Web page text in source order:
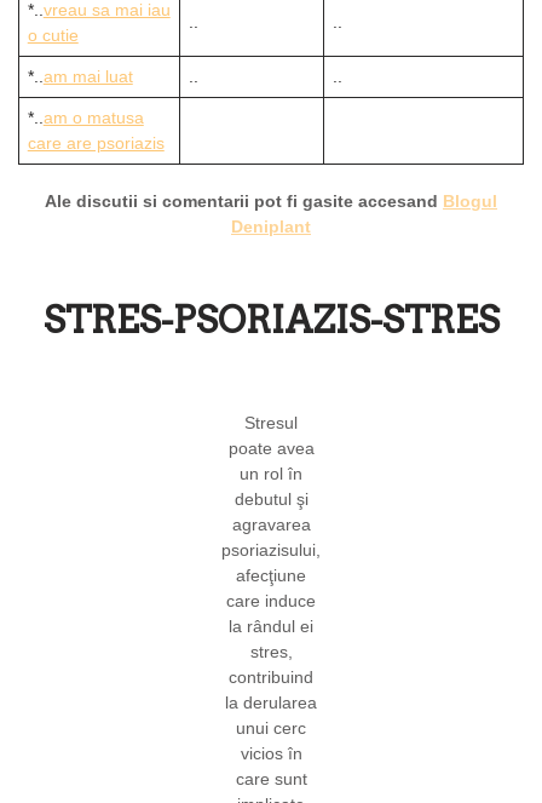
*..vreau sa mai iau
o cutie
.. ..
*..am mai luat .. ..
*..am o matusa
care are psoriazis
Ale discutii si comentarii pot fi gasite accesand
Blogul
Deniplant
STRES-PSORIAZIS-STRES
Stresul
poate avea
un rol în
debutul şi
agravarea
psoriazisului,
afecţiune
care induce
la rândul ei
stres,
contribuind
la derularea
unui cerc
vicios în
care sunt